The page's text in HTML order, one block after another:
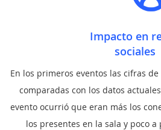
Impacto en
sociales
En los primeros eventos las cifras
comparadas con los datos
evento ocurrió que eran más los
los presentes en la sala y poco a